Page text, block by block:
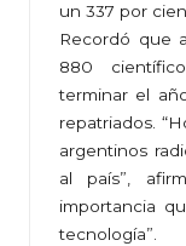
un 337 por
Recordó que
880
terminar el
repatriados.
argentinos
al país”,
importancia
tecnología”.